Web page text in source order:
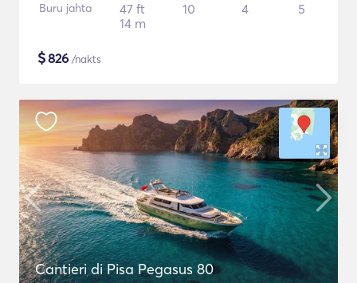
Buru jahta
47 ft
14 m
10 4 5
$826 /nakts
Cantieri di Pisa Pegasus 80